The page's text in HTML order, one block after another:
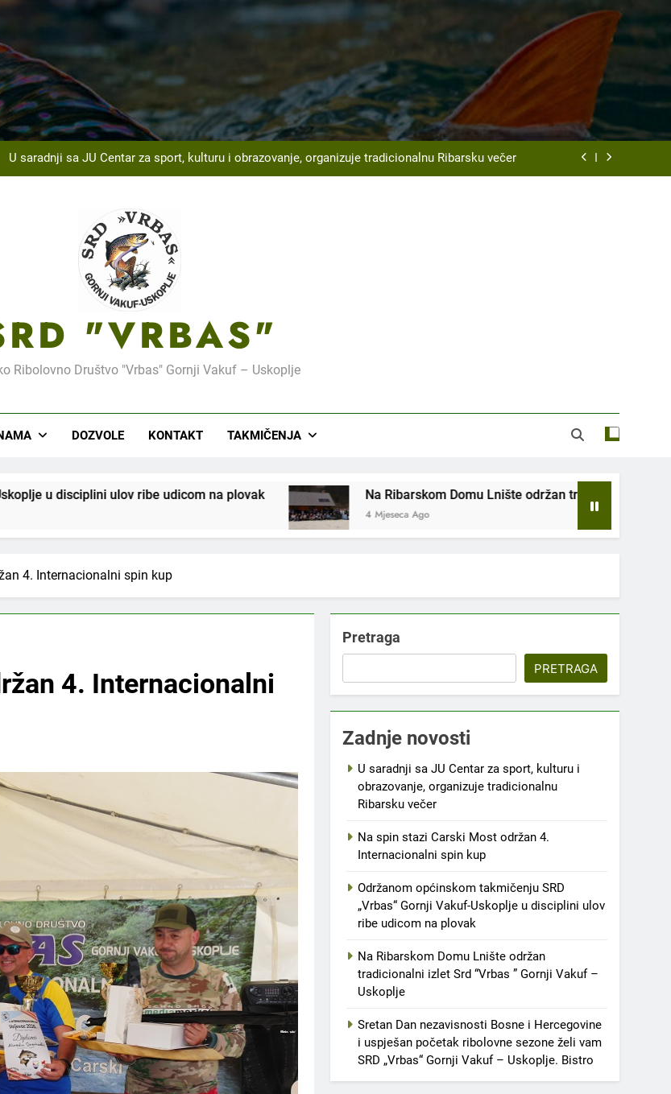
Na Ribarskom Domu Lnište održan tradicionalni izlet Srd “Vrbas ” Gornji Vakuf – Uskoplje
U saradnji sa JU Centar za sport, kulturu i obrazovanje, organizuje tradicionalnu Ribarsku večer
Na spin stazi Carski Most održan 4. Internacionalni spin kup
Na Ribarskom Domu Lnište održan tradicionalni izlet Srd “Vrbas ” Gornji Vakuf – Uskoplje
U saradnji sa JU Centar za sport, kulturu i obrazovanje, organizuje tradicionalnu Ribarsku večer
takmičenju SRD „Vrbas“ Gornji Vakuf-Uskoplje u disciplini ulov ribe udicom na plovak
Na Ribarskom Domu Lnište održan tradicionalni izlet Srd “Vrbas ” Gornji Vakuf – Uskoplje
"VRBAS"
Ribolovno Društvo "Vrbas" Gornji Vakuf – Uskoplje
DOZVOLE KONTAKT TAKMIČENJA
na plovak Na Ribarskom Domu Lnište održan tradicionalni izlet Srd “Vrbas ” Gornji Vakuf –
4. Internacionalni spin kup
4. Internacionalni
Pretraga
PRETRAGA
Zadnje novosti
U saradnji sa JU Centar za sport, kulturu i
obrazovanje, organizuje tradicionalnu
Ribarsku večer
Na spin stazi Carski Most održan 4.
Internacionalni spin kup
Održanom općinskom takmičenju SRD
„Vrbas“ Gornji Vakuf-Uskoplje u disciplini ulov
ribe udicom na plovak
Na Ribarskom Domu Lnište održan
tradicionalni izlet Srd “Vrbas ” Gornji Vakuf –
Uskoplje
Sretan Dan nezavisnosti Bosne i Hercegovine
i uspješan početak ribolovne sezone želi vam
SRD „Vrbas“ Gornji Vakuf – Uskoplje. Bistro